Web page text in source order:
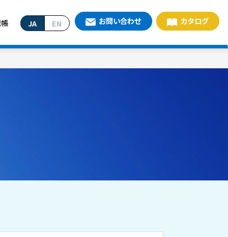
JA EN お問い合わせ カタログ